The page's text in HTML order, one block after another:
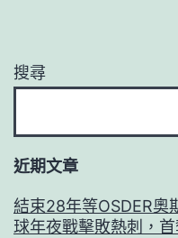
搜尋
近期文章
結束28年等OSDER奧
球年夜戰擊敗熱刺，